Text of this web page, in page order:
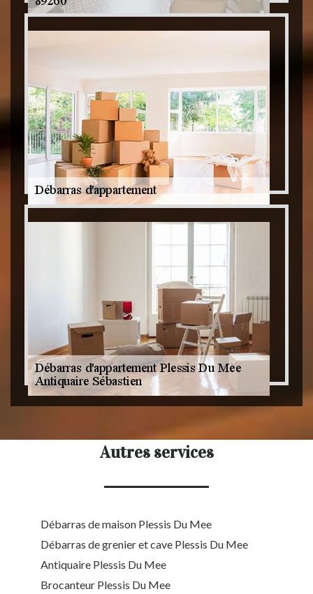
Autres services
Débarras de maison Plessis Du Mee
Débarras de grenier et cave Plessis Du Mee
Antiquaire Plessis Du Mee
Brocanteur Plessis Du Mee